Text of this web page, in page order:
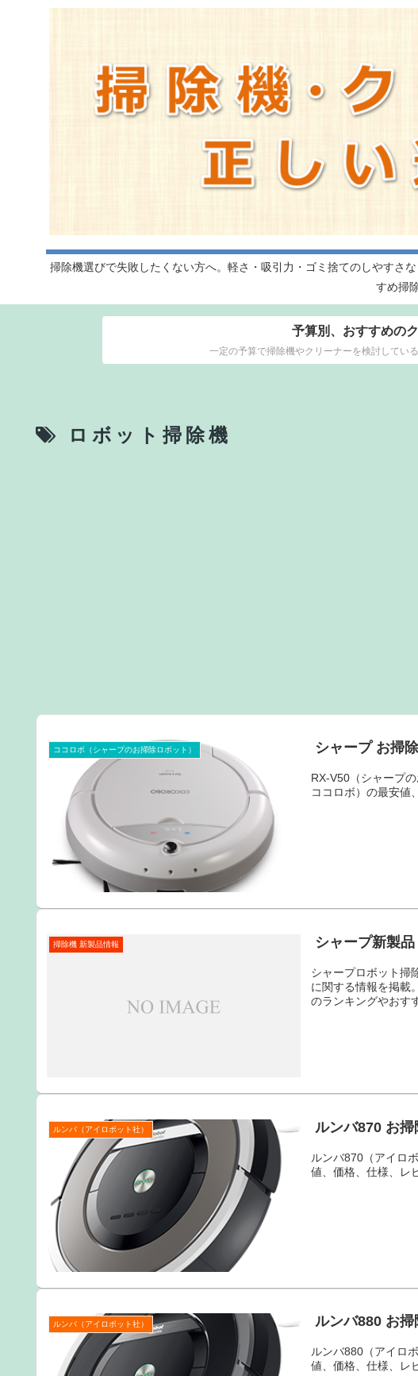
掃除機選びで失敗したくない方へ。軽さ・吸引力・ゴミ捨てのしやすさ
すめ掃
予算別、おすすめの
一定の予算で掃除機やクリーナーを検討してい
ロボット掃除機
ココロボ（シャープのお掃除ロボット） シャープ お掃
RX-V50（シャープ
ココロボ）の最安値
掃除機 新製品情報 シャープ新製
シャープロボット掃
に関する情報を掲載
のランキングやおす
ルンバ（アイロボット社） ルンバ870 お掃
ルンバ870（アイロ
値、価格、仕様、レ
ルンバ（アイロボット社） ルンバ880 お掃
ルンバ880（アイロ
値、価格、仕様、レ